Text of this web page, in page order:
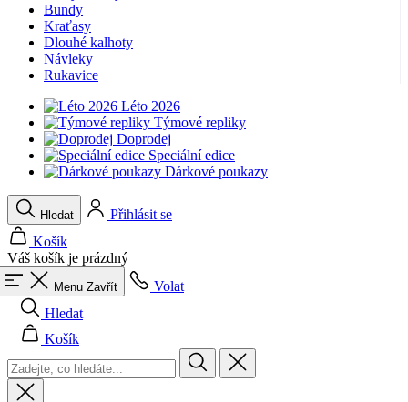
Bundy
Kraťasy
Dlouhé kalhoty
Návleky
Rukavice
Léto 2026
Týmové repliky
Doprodej
Speciální edice
Dárkové poukazy
Hledat
Přihlásit se
Košík
Váš košík je prázdný
Menu Zavřít
Volat
Hledat
Košík
product[40001949]
product[40001947]
product[40001960]
product[24054]
product[40001944]
www.kalaswear.sk
product[40001876]
www.kalaswear.sk
product[40001948]
www.kalaswear.sk
product[40001875]